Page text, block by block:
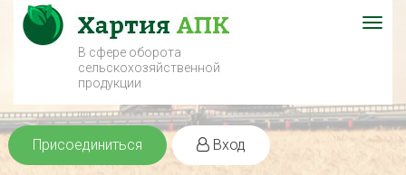
В сфере оборота
сельскохозяйственной
продукции
Присоединиться Вход